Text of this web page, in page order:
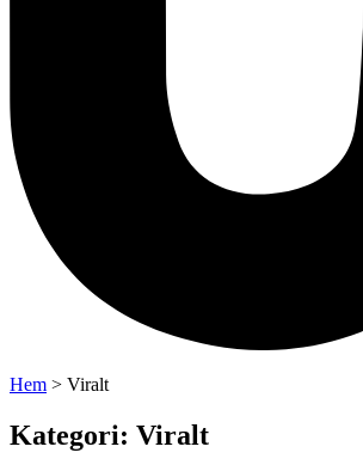
Hem > Viralt
Kategori: Viralt